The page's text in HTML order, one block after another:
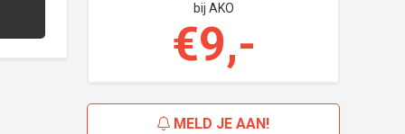
bij AKO
€9,-
MELD JE AAN!